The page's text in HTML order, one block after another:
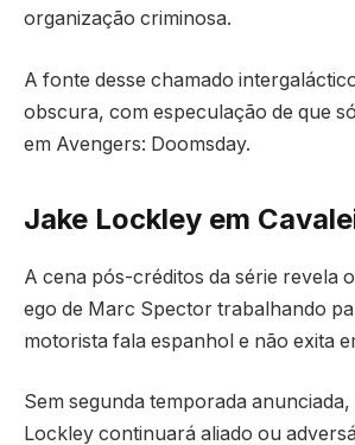
organização criminosa.
A fonte desse chamado
obscura, com especulação de que
em Avengers: Doomsday.
Jake Lockley em
A cena pós-créditos da série revela
ego de Marc Spector trabalhando
motorista fala espanhol e não exita
Sem segunda temporada anunciada,
Lockley continuará aliado ou